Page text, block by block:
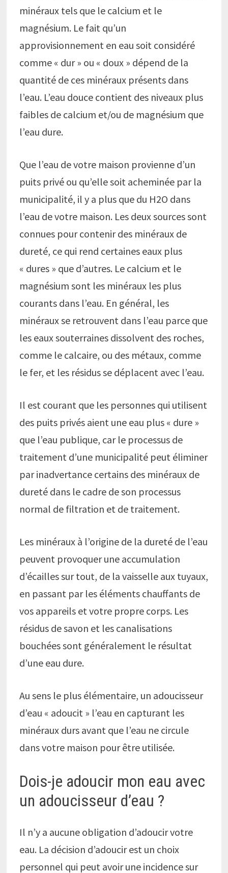
minéraux tels que le calcium et le
magnésium. Le fait qu’un
approvisionnement en eau soit considéré
comme « dur » ou « doux » dépend de la
quantité de ces minéraux présents dans
l’eau. L’eau douce contient des niveaux plus
faibles de calcium et/ou de magnésium que
l’eau dure.
Que l’eau de votre maison provienne d’un
puits privé ou qu’elle soit acheminée par la
municipalité, il y a plus que du H2O dans
l’eau de votre maison. Les deux sources sont
connues pour contenir des minéraux de
dureté, ce qui rend certaines eaux plus
« dures » que d’autres. Le calcium et le
magnésium sont les minéraux les plus
courants dans l’eau. En général, les
minéraux se retrouvent dans l’eau parce que
les eaux souterraines dissolvent des roches,
comme le calcaire, ou des métaux, comme
le fer, et les résidus se déplacent avec l’eau.
Il est courant que les personnes qui utilisent
des puits privés aient une eau plus « dure »
que l’eau publique, car le processus de
traitement d’une municipalité peut éliminer
par inadvertance certains des minéraux de
dureté dans le cadre de son processus
normal de filtration et de traitement.
Les minéraux à l’origine de la dureté de l’eau
peuvent provoquer une accumulation
d’écailles sur tout, de la vaisselle aux tuyaux,
en passant par les éléments chauffants de
vos appareils et votre propre corps. Les
résidus de savon et les canalisations
bouchées sont généralement le résultat
d’une eau dure.
Au sens le plus élémentaire, un adoucisseur
d’eau « adoucit » l’eau en capturant les
minéraux durs avant que l’eau ne circule
dans votre maison pour être utilisée.
Dois-je adoucir mon eau avec
un adoucisseur d’eau ?
Il n’y a aucune obligation d’adoucir votre
eau. La décision d’adoucir est un choix
personnel qui peut avoir une incidence sur